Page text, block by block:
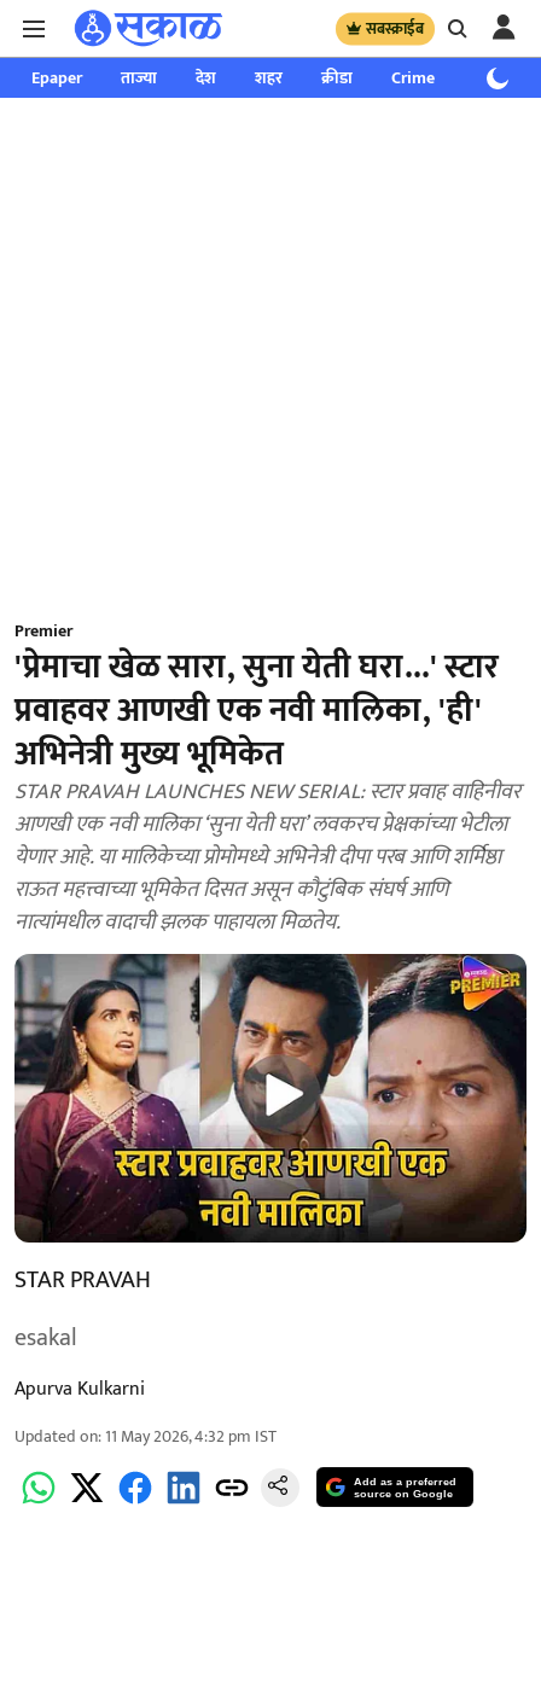
सबस्क्राईब
Epaper ताज्या देश शहर क्रीडा Crime साप्ताहिक
Premier
'प्रेमाचा खेळ सारा, सुना येती घरा...' स्टार
प्रवाहवर आणखी एक नवी मालिका, 'ही'
अभिनेत्री मुख्य भूमिकेत
STAR PRAVAH LAUNCHES NEW SERIAL: स्टार प्रवाह वाहिनीवर
आणखी एक नवी मालिका ‘सुना येती घरा’ लवकरच प्रेक्षकांच्या भेटीला
येणार आहे. या मालिकेच्या प्रोमोमध्ये अभिनेत्री दीपा परब आणि शर्मिष्ठा
राऊत महत्त्वाच्या भूमिकेत दिसत असून कौटुंबिक संघर्ष आणि
नात्यांमधील वादाची झलक पाहायला मिळतेय.
STAR PRAVAH
esakal
Apurva Kulkarni
Updated on:11 May 2026, 4:32 pm IST
Add as a preferred
source on Google